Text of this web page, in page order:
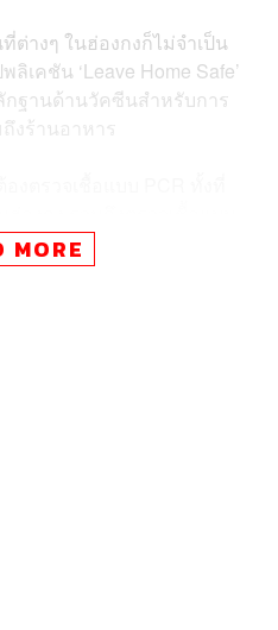
ต่างๆ ในฮ่องกงก็ไม่จำเป็น
เคชัน ‘Leave Home Safe’
กฐานด้านวัคซีนสำหรับการ
งร้านอาหาร
นเวลา 5 วัน ในกรณีผู้ที่มีผล
ได้รับรหัสสุขภาพ Red Code
MORE